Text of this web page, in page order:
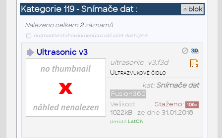
Kategorie 119 - Snímače dat : blok
Nalezeno celkem 2záznamů
hromadné stahování není pro váš účet dostupné
Ultrasonic v3
ultrasonic_v3.f3d
Ultrazvukové čidlo
kat:Snímače dat
Fusion360
Staženo: 106x
Velikost
1022kB• ze dne 31.01.2018
Umístil: LatCh